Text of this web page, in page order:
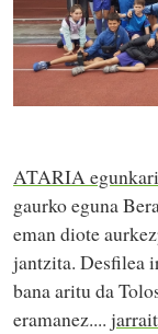
ATARIA
gaurko eguna
eman diote
jantzita. Desfilea
bana aritu da
eramanez....